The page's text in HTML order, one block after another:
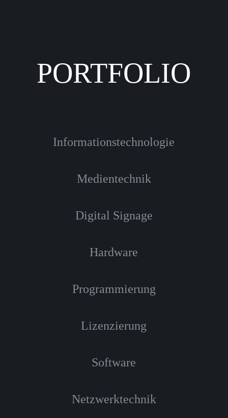
PORTFOLIO
Informationstechnologie
Medientechnik
Digital Signage
Hardware
Programmierung
Lizenzierung
Software
Netzwerktechnik